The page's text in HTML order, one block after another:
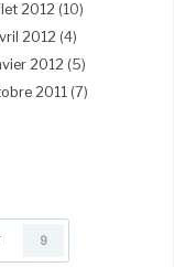
2012 (10)
2012 (4)
2012 (5)
2011 (7)
9